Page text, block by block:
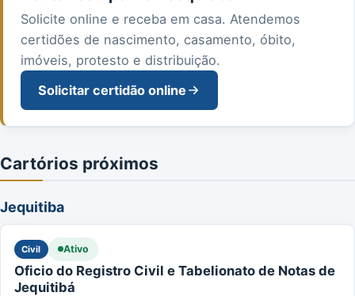
Solicite online e receba em casa. Atendemos
certidões de nascimento, casamento, óbito,
imóveis, protesto e distribuição.
Solicitar certidão online
Cartórios próximos
Jequitiba
Civil Ativo
Oficio do Registro Civil e Tabelionato de Notas de
Jequitibá